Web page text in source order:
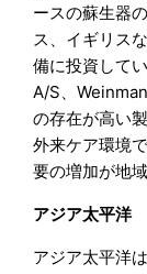
ースの蘇生器
ス、イギリス
備に投資して
A/S、
の存在が高い
外来ケア環境
要の増加が地
アジア太平洋
アジア太平洋